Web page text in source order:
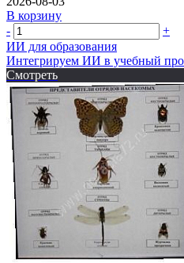
В корзину
-
+
ИИ для образования
Интегрируем ИИ в учебный
Смотреть